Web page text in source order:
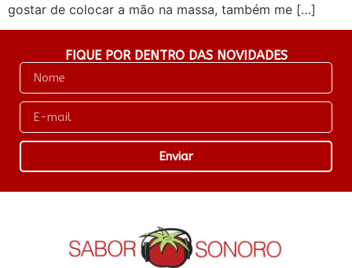
gostar de colocar a mão na massa, também me […]
FIQUE POR DENTRO DAS NOVIDADES
Enviar